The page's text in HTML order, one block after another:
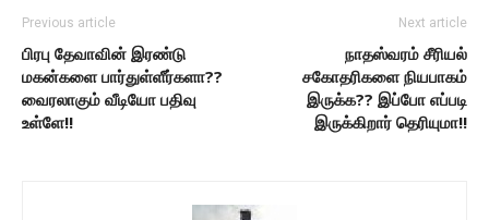
Previous article
பிரபு தேவாவின் இரண்டு
மகன்களை பார்துள்ளீர்களா??
வைரலாகும் வீடியோ பதிவு
உள்ளே!!
Next article
நாதஸ்வரம் சீரியல்
சகோதரிகளை நியபாகம்
இருக்க?? இப்போ எப்படி
இருக்கிறார் தெரியுமா!!